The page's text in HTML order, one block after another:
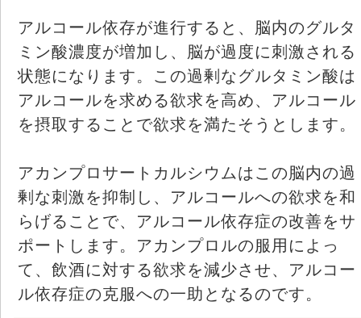
アルコール依存が進行すると、脳内のグルタ
ミン酸濃度が増加し、脳が過度に刺激される
状態になります。この過剰なグルタミン酸は
アルコールを求める欲求を高め、アルコール
を摂取することで欲求を満たそうとします。
アカンプロサートカルシウムはこの脳内の過
剰な刺激を抑制し、アルコールへの欲求を和
らげることで、アルコール依存症の改善をサ
ポートします。アカンプロルの服用によっ
て、飲酒に対する欲求を減少させ、アルコー
ル依存症の克服への一助となるのです。